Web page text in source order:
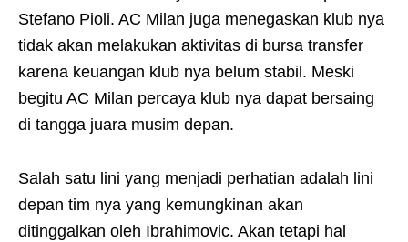
Stefano Pioli. AC Milan juga menegaskan klub nya
tidak akan melakukan aktivitas di bursa transfer
karena keuangan klub nya belum stabil. Meski
begitu AC Milan percaya klub nya dapat bersaing
di tangga juara musim depan.
Salah satu lini yang menjadi perhatian adalah lini
depan tim nya yang kemungkinan akan
ditinggalkan oleh Ibrahimovic. Akan tetapi hal